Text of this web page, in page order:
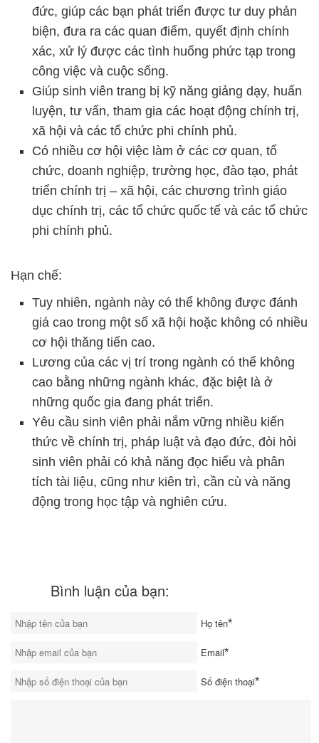
đức, giúp các bạn phát triển được tư duy phản
biện, đưa ra các quan điểm, quyết định chính
xác, xử lý được các tình huống phức tạp trong
công việc và cuộc sống.
Giúp sinh viên trang bị kỹ năng giảng dạy, huấn
luyện, tư vấn, tham gia các hoạt động chính trị,
xã hội và các tổ chức phi chính phủ.
Có nhiều cơ hội việc làm ở các cơ quan, tổ
chức, doanh nghiệp, trường học, đào tạo, phát
triển chính trị – xã hội, các chương trình giáo
dục chính trị, các tổ chức quốc tế và các tổ chức
phi chính phủ.
Hạn chế:
Tuy nhiên, ngành này có thể không được đánh
giá cao trong một số xã hội hoặc không có nhiều
cơ hội thăng tiến cao.
Lương của các vị trí trong ngành có thể không
cao bằng những ngành khác, đặc biệt là ở
những quốc gia đang phát triển.
Yêu cầu sinh viên phải nắm vững nhiều kiến
thức về chính trị, pháp luật và đạo đức, đòi hỏi
sinh viên phải có khả năng đọc hiểu và phân
tích tài liệu, cũng như kiên trì, cần cù và năng
động trong học tập và nghiên cứu.
Bình luận của bạn:
Họ tên*
Email*
Số điện thoại*